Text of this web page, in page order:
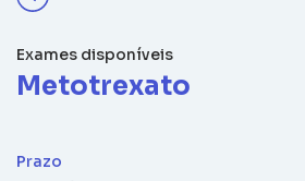
Exames disponíveis
Metotrexato
Prazo